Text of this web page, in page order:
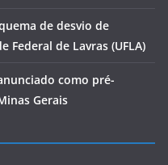
de desvio de
Federal de Lavras (UFLA)
como pré-
Gerais